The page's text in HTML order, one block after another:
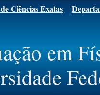
em
Ciências Exatas